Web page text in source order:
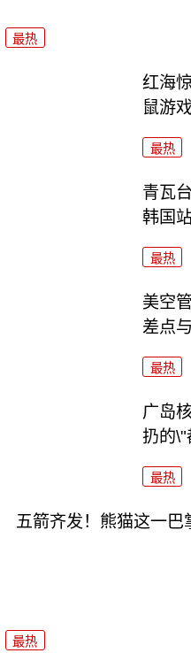
最热
红海
鼠游
最热
青瓦
韩国
最热
美空
差点
最热
广岛
扔的\"
最热
五箭齐发！熊猫这一
最热